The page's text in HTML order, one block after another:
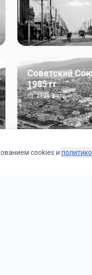
Советский
1985 гг
2121фото
cookies и